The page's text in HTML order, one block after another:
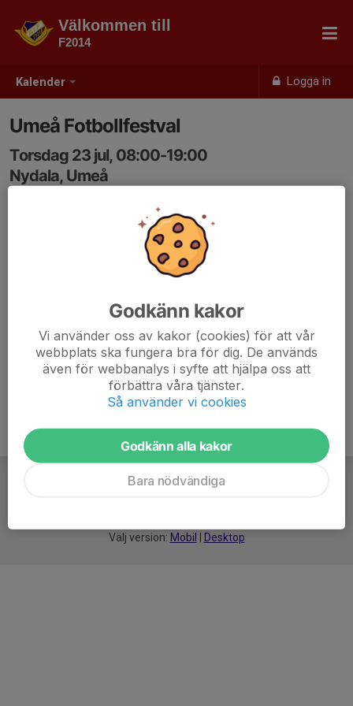
Kalender Logga in
Välkommen till
F2014
Umeå Fotbollfestval
Torsdag 23 jul, 08:00-19:00
Nydala, Umeå
Välj version: Mobil Desktop
Godkänn kakor
Vi använder oss av kakor (cookies) för att vår
webbplats ska fungera bra för dig. De används
även för webbanalys i syfte att hjälpa oss att
förbättra våra tjänster.
Så använder vi cookies
Godkänn alla kakor
Bara nödvändiga